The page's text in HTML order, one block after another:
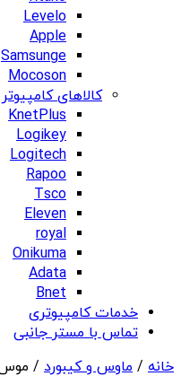
Levelo
Apple
Samsunge
Mocoson
کالاهای کامپیوتر
KnetPlus
Logikey
Logitech
Rapoo
Tsco
Eleven
royal
Onikuma
Adata
Bnet
خدمات کامپیوتری
تماس با مستر جانبی
خانه / ماوس و کیبورد